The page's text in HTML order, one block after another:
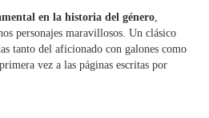
en la historia del género,
personajes maravillosos. Un clásico
tanto del aficionado con galones como
vez a las páginas escritas por